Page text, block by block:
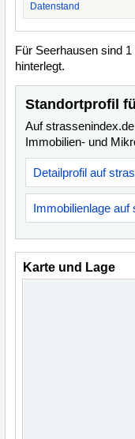
Datenstand
Für Seerhausen sind
hinterlegt.
Standortprofil
Auf
Immobilien- und
Detailprofil auf
Immobilienlage auf
Karte und Lage